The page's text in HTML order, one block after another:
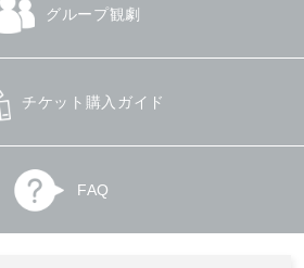
グループ観劇
チケット購入ガイド
FAQ